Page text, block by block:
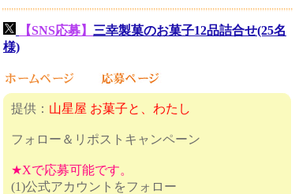
【SNS応募】 三幸製菓のお菓子12品詰合せ(25名
様)
提供： 山星屋 お菓子と、わたし
フォロー＆リポストキャンペーン
★Xで応募可能です。
(1)公式アカウントをフォロー